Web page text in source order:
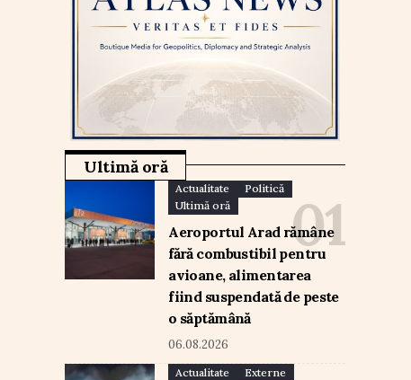
Ultimă oră
Actualitate
Politică
Ultimă oră
Aeroportul Arad rămâne
fără combustibil pentru
avioane, alimentarea
fiind suspendată de peste
o săptămână
06.08.2026
Actualitate
Externe